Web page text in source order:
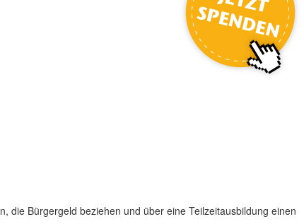
die Bürgergeld beziehen und über eine Teilzeitausbildung einen